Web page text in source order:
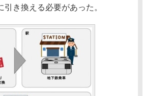
き換える必要があった。